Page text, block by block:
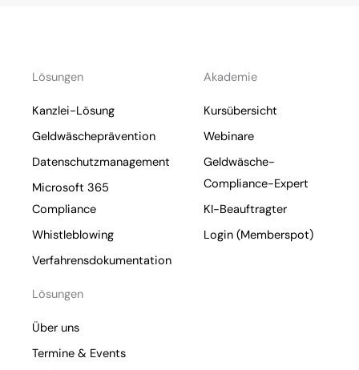
Lösungen
Kanzlei-Lösung
Geldwäscheprävention
Datenschutzmanagement
Microsoft 365
Compliance
Whistleblowing
Verfahrensdokumentation
Lösungen
Über uns
Termine & Events
Akademie
Kursübersicht
Webinare
Geldwäsche-
Compliance-Expert
KI-Beauftragter
Login (Memberspot)